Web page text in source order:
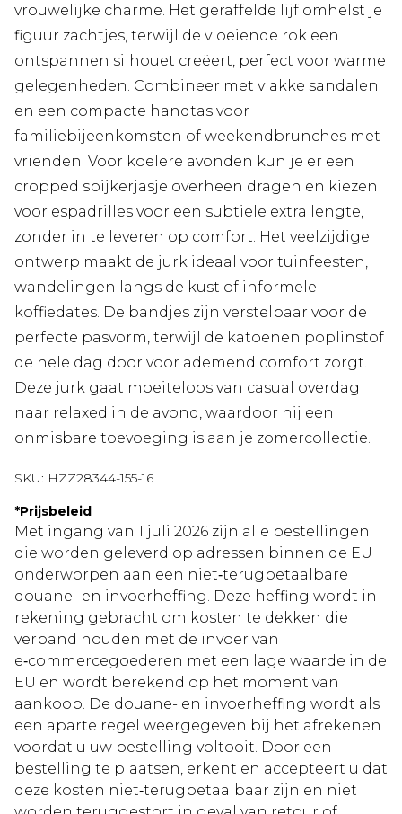
vrouwelijke charme. Het geraffelde lijf omhelst je
figuur zachtjes, terwijl de vloeiende rok een
ontspannen silhouet creëert, perfect voor warme
gelegenheden. Combineer met vlakke sandalen
en een compacte handtas voor
familiebijeenkomsten of weekendbrunches met
vrienden. Voor koelere avonden kun je er een
cropped spijkerjasje overheen dragen en kiezen
voor espadrilles voor een subtiele extra lengte,
zonder in te leveren op comfort. Het veelzijdige
ontwerp maakt de jurk ideaal voor tuinfeesten,
wandelingen langs de kust of informele
koffiedates. De bandjes zijn verstelbaar voor de
perfecte pasvorm, terwijl de katoenen poplinstof
de hele dag door voor ademend comfort zorgt.
Deze jurk gaat moeiteloos van casual overdag
naar relaxed in de avond, waardoor hij een
onmisbare toevoeging is aan je zomercollectie.
SKU: HZZ28344-155-16
*Prijsbeleid
Met ingang van 1 juli 2026 zijn alle bestellingen
die worden geleverd op adressen binnen de EU
onderworpen aan een niet‑terugbetaalbare
douane- en invoerheffing. Deze heffing wordt in
rekening gebracht om kosten te dekken die
verband houden met de invoer van
e‑commercegoederen met een lage waarde in de
EU en wordt berekend op het moment van
aankoop. De douane- en invoerheffing wordt als
een aparte regel weergegeven bij het afrekenen
voordat u uw bestelling voltooit. Door een
bestelling te plaatsen, erkent en accepteert u dat
deze kosten niet‑terugbetaalbaar zijn en niet